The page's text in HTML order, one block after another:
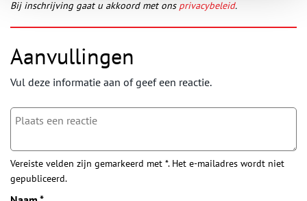
Bij inschrijving gaat u akkoord met ons privacybeleid.
Aanvullingen
Vul deze informatie aan of geef een reactie.
Vereiste velden zijn gemarkeerd met *. Het e-mailadres wordt niet
gepubliceerd.